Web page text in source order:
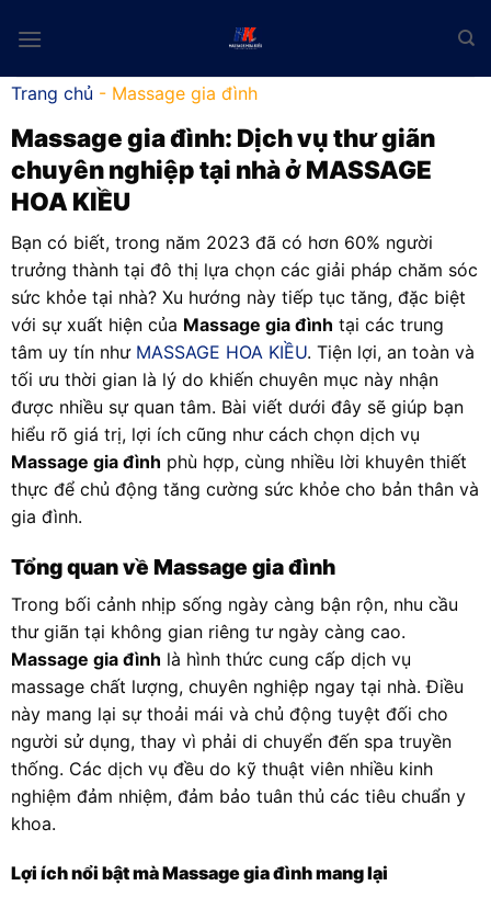
Trang chủ - Massage gia đình
Massage gia đình: Dịch vụ thư giãn
chuyên nghiệp tại nhà ở MASSAGE
HOA KIỀU
Bạn có biết, trong năm 2023 đã có hơn 60% người
trưởng thành tại đô thị lựa chọn các giải pháp chăm sóc
sức khỏe tại nhà? Xu hướng này tiếp tục tăng, đặc biệt
với sự xuất hiện của Massage gia đình tại các trung
tâm uy tín như MASSAGE HOA KIỀU. Tiện lợi, an toàn và
tối ưu thời gian là lý do khiến chuyên mục này nhận
được nhiều sự quan tâm. Bài viết dưới đây sẽ giúp bạn
hiểu rõ giá trị, lợi ích cũng như cách chọn dịch vụ
Massage gia đình phù hợp, cùng nhiều lời khuyên thiết
thực để chủ động tăng cường sức khỏe cho bản thân và
gia đình.
Tổng quan về Massage gia đình
Trong bối cảnh nhịp sống ngày càng bận rộn, nhu cầu
thư giãn tại không gian riêng tư ngày càng cao.
Massage gia đình là hình thức cung cấp dịch vụ
massage chất lượng, chuyên nghiệp ngay tại nhà. Điều
này mang lại sự thoải mái và chủ động tuyệt đối cho
người sử dụng, thay vì phải di chuyển đến spa truyền
thống. Các dịch vụ đều do kỹ thuật viên nhiều kinh
nghiệm đảm nhiệm, đảm bảo tuân thủ các tiêu chuẩn y
khoa.
Lợi ích nổi bật mà Massage gia đình mang lại